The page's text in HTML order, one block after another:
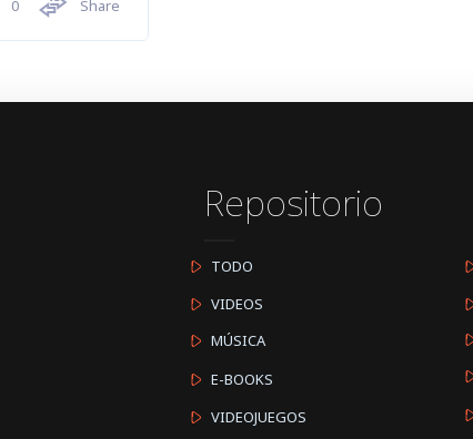
0 Share
Repositorio
TODO
VIDEOS
MÚSICA
E-BOOKS
VIDEOJUEGOS